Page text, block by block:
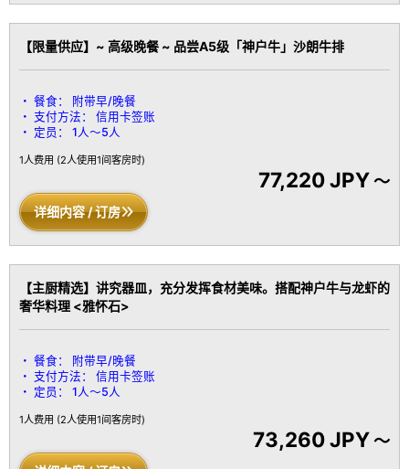
【限量供应】~ 高级晚餐 ~ 品尝A5级「神户牛」沙朗牛排
餐食：
附带早/晚餐
支付方法：
信用卡签账
定员：
1人～5人
1人费用 (2人使用1间客房时)
77,220 JPY～
详细内容 / 订房
【主厨精选】讲究器皿，充分发挥食材美味。搭配神户牛与龙虾的
奢华料理 <雅怀石>
餐食：
附带早/晚餐
支付方法：
信用卡签账
定员：
1人～5人
1人费用 (2人使用1间客房时)
73,260 JPY～